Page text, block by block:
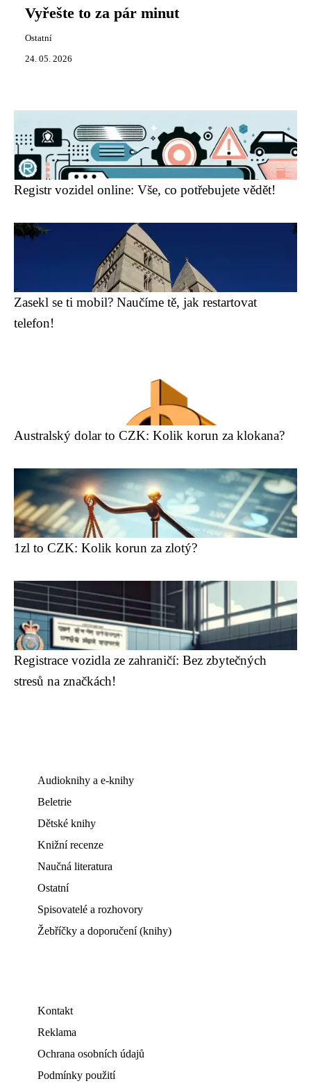
Vyřešte to za pár minut
Ostatní
24. 05. 2026
Registr vozidel online: Vše, co potřebujete vědět!
Zasekl se ti mobil? Naučíme tě, jak restartovat
telefon!
Australský dolar to CZK: Kolik korun za klokana?
1zl to CZK: Kolik korun za zlotý?
Registrace vozidla ze zahraničí: Bez zbytečných
stresů na značkách!
Audioknihy a e-knihy
Beletrie
Dětské knihy
Knižní recenze
Naučná literatura
Ostatní
Spisovatelé a rozhovory
Žebříčky a doporučení (knihy)
Kontakt
Reklama
Ochrana osobních údajů
Podmínky použití